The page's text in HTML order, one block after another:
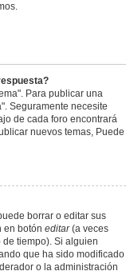
Para publicar una
Seguramente necesite
de cada foro encontrará
nuevos temas, Puede
borrar o editar sus
en botón editar(a veces
tiempo). Si alguien
que ha sido modificado
o la administración